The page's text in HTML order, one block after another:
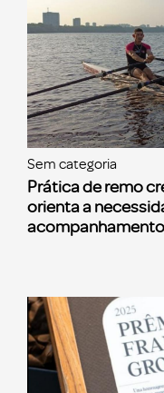
Sem categoria
Prática de remo
orienta a
acompanhamento